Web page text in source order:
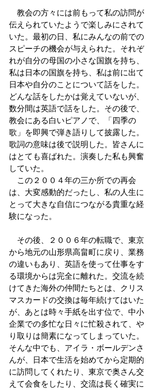
教会の方々には前もって私の訪問が
伝えられていたようで楽しみにされて
いた。最初の日、私にみんなの前での
スピーチの機会が与えられた。それぞ
れが自分の母国の小さな国旗を持ち、
私は日本の国旗を持ち、私は前に出て
日本や自分のことについて話をした。
どんな話をしたかは覚えていないが、
数分間は英語で話をした。その後で、
教会にある白いピアノで、「四季の
歌」を即興で弾き語りして披露した。
歌詞の意味は後で説明した。皆さんに
はとても喜ばれた。演奏した私も興奮
していた。
この２００４年の三か所での再会
は、大変感動的だったし、私の人生に
とって大きな自信につながる貴重な経
験になった。
その後、２００６年の転職で、東京
から地元の山形県高畠町に戻り、業務
の違いもあり、英語を使って仕事をす
る環境からは完全に離れた。交流を続
けてきた海外の仲間たちとは、クリス
マスカードの交換は毎年続けてはいた
が、あとは時々手紙を出す位で、中小
企業での多忙な日々に忙殺されて、や
り取りは簡素になってしまっていた。
そんな中でも、アイラ・ボールデンさ
んが、日本で生活を始めてから定期的
に訪問してくれたり、東京で奥さん交
えて会食をしたり、交流は長く確実に